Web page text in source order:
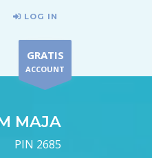
LOG IN
GRATIS
ACCOUNT
MAJA
PIN 2685